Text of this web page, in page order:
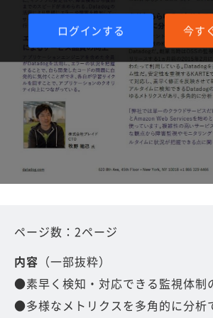
ログインする 今す
ページ数：2ページ
内容 （一部抜粋）
●素早く検知・対応できる監視体制
●多様なメトリクスを多角的に分析